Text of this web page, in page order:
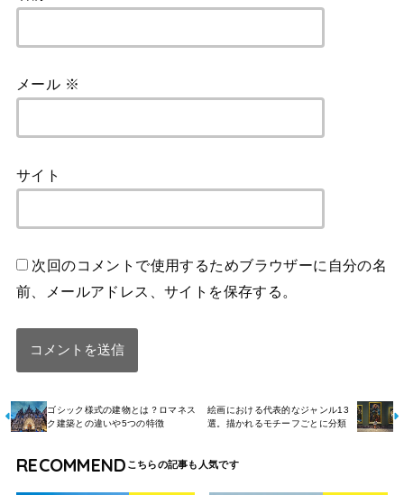
メール ※
サイト
次回のコメントで使用するためブラウザーに自分の名
前、メールアドレス、サイトを保存する。
ゴシック様式の建物とは？ロマネス
ク建築との違いや5つの特徴
絵画における代表的なジャンル13
選。描かれるモチーフごとに分類
RECOMMEND